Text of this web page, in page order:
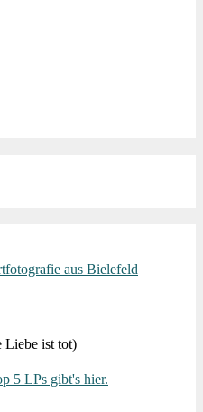
Liebe ist tot)
5 LPs gibt's hier.